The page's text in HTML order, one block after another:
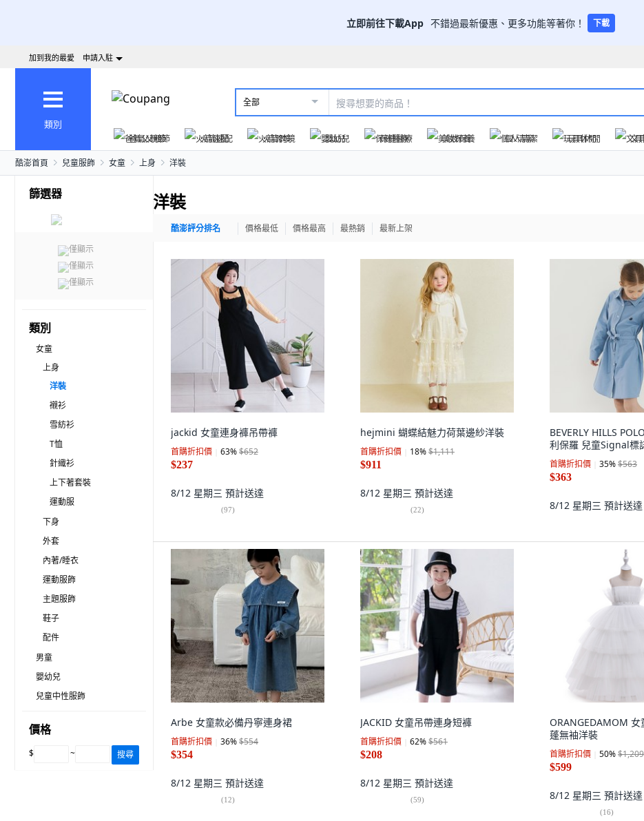
立即前往下載App 不錯過最新優惠、更多功能等著你！ 下載
加到我的最愛 申請入駐
類別
全部
爸氣父親節
火箭速配 火箭跨境 嬰幼兒 保健醫療 美妝保養 個人清潔 玩具休閒 文
酷澎首頁 兒童服飾 女童 上身 洋裝
篩選器
僅顯示
僅顯示
僅顯示
類別
女童
上身
洋裝
襯衫
雪紡衫
T恤
針織衫
上下著套裝
運動服
下身
外套
內著/睡衣
運動服飾
主題服飾
鞋子
配件
男童
嬰幼兒
兒童中性服飾
價格
$ ~ 搜尋
洋裝
酷澎評分排名 價格最低 價格最高 最熱銷 最新上架
jackid 女童連身褲吊帶褲
首購折扣價 63%$652
$237
8/12 星期三 預計送達
(97)
hejmini 蝴蝶結魅力荷葉邊紗洋裝
首購折扣價 18%$1,111
$911
8/12 星期三 預計送達
(22)
BEVERLY HILLS
利保羅 兒童Signal標
首購折扣價 35%$563
$363
8/12 星期三 預計送達
Arbe 女童款必備丹寧連身裙
首購折扣價 36%$554
$354
8/12 星期三 預計送達
(12)
JACKID 女童吊帶連身短褲
首購折扣價 62%$561
$208
8/12 星期三 預計送達
(59)
ORANGEDAMOM
蓬無袖洋裝
首購折扣價 50%$1,209
$599
8/12 星期三 預計送達
(16)